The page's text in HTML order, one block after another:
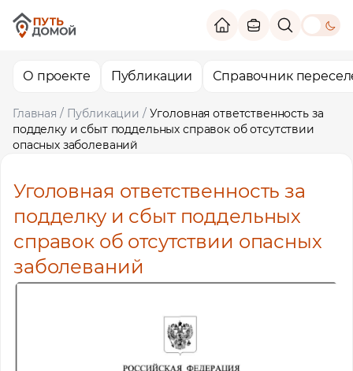
theme
О проекте Публикации Справочник
Главная / Публикации / Уголовная ответственность за
подделку и сбыт поддельных справок об отсутствии
опасных заболеваний
Уголовная ответственность за
подделку и сбыт поддельных
справок об отсутствии опасных
заболеваний